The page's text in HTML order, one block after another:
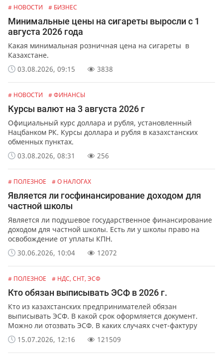
# НОВОСТИ # БИЗНЕС
Минимальные цены на сигареты выросли с 1
августа 2026 года
Какая минимальная розничная цена на сигареты в
Казахстане.
03.08.2026, 09:15
3838
# НОВОСТИ # ФИНАНСЫ
Курсы валют на 3 августа 2026 г
Официальный курс доллара и рубля, установленный
Нацбанком РК. Курсы доллара и рубля в казахстанских
обменных пунктах.
03.08.2026, 08:31
256
# ПОЛЕЗНОЕ # О НАЛОГАХ
Является ли госфинансирование доходом для
частной школы
Является ли подушевое государственное финансирование
доходом для частной школы. Есть ли у школы право на
освобождение от уплаты КПН.
30.06.2026, 10:04
12072
# ПОЛЕЗНОЕ # НДС, СНТ, ЭСФ
Кто обязан выписывать ЭСФ в 2026 г.
Кто из казахстанских предпринимателей обязан
выписывать ЭСФ. В какой срок оформляется документ.
Можно ли отозвать ЭСФ. В каких случаях счет-фактуру
можно выписать в бумажной форме.
15.07.2026, 12:16 121509